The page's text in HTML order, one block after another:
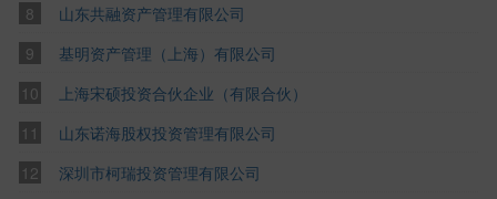
山东共融资产管理有限公司
基明资产管理（上海）有限公司
上海宋硕投资合伙企业（有限合伙）
山东诺海股权投资管理有限公司
深圳市柯瑞投资管理有限公司